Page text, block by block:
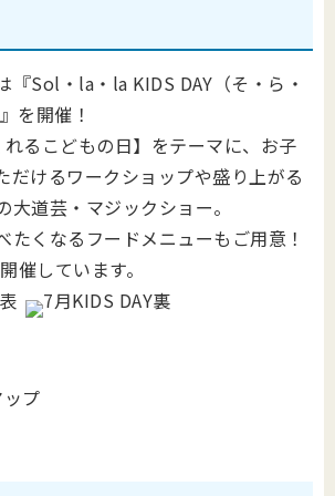
『Sol・la・la KIDS DAY（そ・ら・
を開催！
れるこどもの日】をテーマに、お子
だけるワークショップや盛り上がる
大道芸・マジックショー。
たくなるフードメニューもご用意！
催しています。